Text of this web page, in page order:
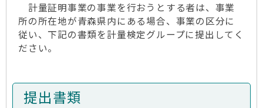
計量証明事業の事業を行おうとする者は、事業
所の所在地が青森県内にある場合、事業の区分に
従い、下記の書類を計量検定グループに提出してく
ださい。
提出書類